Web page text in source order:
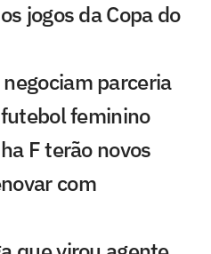
jogos da Copa do
parceria
feminino
F terão novos
com